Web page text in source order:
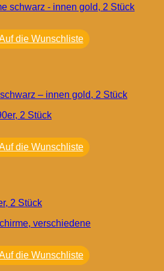
die Wunschliste
– innen gold, 2 Stück
die Wunschliste
2 Stück
die Wunschliste